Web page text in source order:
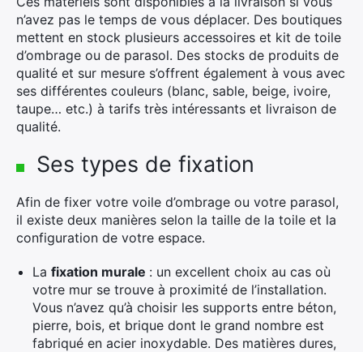
n’avez pas le temps de vous déplacer. Des boutiques
mettent en stock plusieurs accessoires et kit de toile
d’ombrage ou de parasol. Des stocks de produits de
qualité et sur mesure s’offrent également à vous avec
ses différentes couleurs (blanc, sable, beige, ivoire,
taupe… etc.) à tarifs très intéressants et livraison de
qualité.
Ses types de fixation
Afin de fixer votre voile d’ombrage ou votre parasol,
il existe deux manières selon la taille de la toile et la
configuration de votre espace.
La fixation murale : un excellent choix au cas où
votre mur se trouve à proximité de l’installation.
Vous n’avez qu’à choisir les supports entre béton,
pierre, bois, et brique dont le grand nombre est
fabriqué en acier inoxydable. Des matières dures,